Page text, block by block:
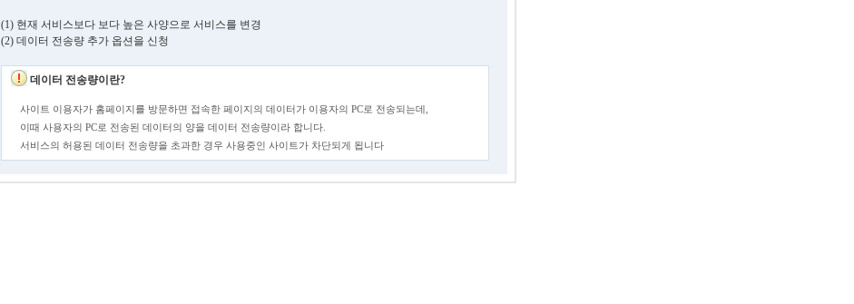
(1) 현재 서비스보다 보다 높은 사양으로 서비스를 변경
(2) 데이터 전송량 추가 옵션을 신청
데이터 전송량이란?
사이트 이용자가 홈페이지를 방문하면 접속한 페이지의 데이터가 이용자의 PC로 전송되는데,
이때 사용자의 PC로 전송된 데이터의 양을 데이터 전송량이라 합니다.
서비스의 허용된 데이터 전송량을 초과한 경우 사용중인 사이트가 차단되게 됩니다